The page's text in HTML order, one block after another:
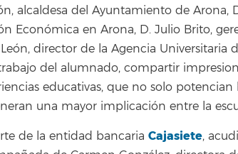
alcaldesa del Ayuntamiento de Arona,
Económica en Arona, D. Julio Brito,
director de la Agencia Universitaria
del alumnado, compartir
educativas, que no solo
una mayor implicación entre la
de la entidad bancaria Cajasiete,